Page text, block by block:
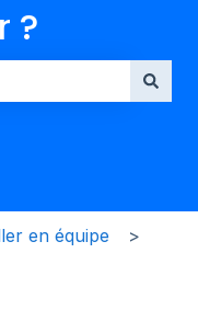
?
en équipe